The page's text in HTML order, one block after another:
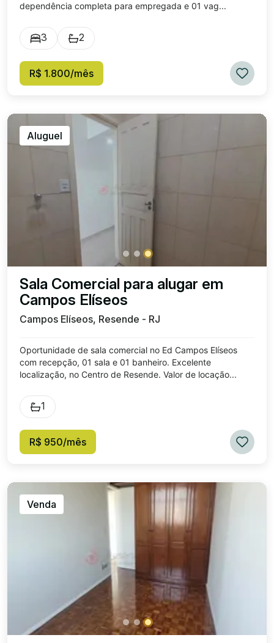
dependência completa para empregada e 01 vag...
3 2
R$ 1.800/mês
Aluguel
Sala Comercial para alugar em
Campos Elíseos
Campos Elíseos, Resende - RJ
Oportunidade de sala comercial no Ed Campos Elíseos
com recepção, 01 sala e 01 banheiro. Excelente
localização, no Centro de Resende. Valor de locação...
1
R$ 950/mês
Venda